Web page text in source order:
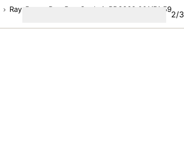
Ray-Ban Ray-Ban Cockpit RB3362 001/51 59Kuva
2/3
3